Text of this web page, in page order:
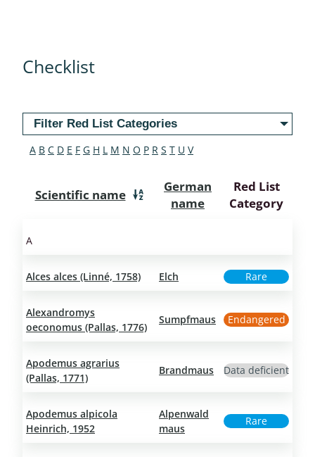
Checklist
Filter Red List Categories
A B C D E F G H L M N O P R S T U V
Scientific name
German
name
Red List
Category
A
Alces alces (Linné, 1758) Elch Rare
Alexandromys
oeconomus (Pallas, 1776)
Sumpfmaus Endangered
Apodemus agrarius
(Pallas, 1771)
Brandmaus Data deficient
Apodemus alpicola
Heinrich, 1952
Alpenwald
maus
Rare